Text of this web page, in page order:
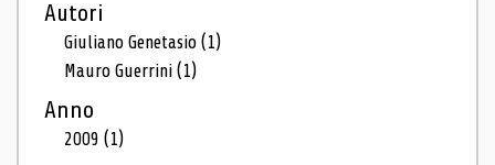
Autori
Giuliano Genetasio(1)
Mauro Guerrini(1)
Anno
2009(1)